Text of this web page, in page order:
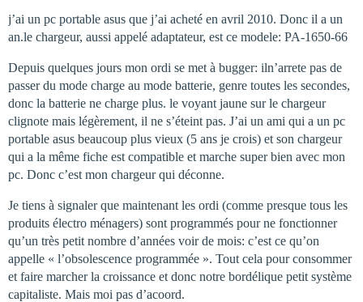
j’ai un pc portable asus que j’ai acheté en avril 2010. Donc il a un
an.le chargeur, aussi appelé adaptateur, est ce modele: PA-1650-66
Depuis quelques jours mon ordi se met à bugger: iln’arrete pas de
passer du mode charge au mode batterie, genre toutes les secondes,
donc la batterie ne charge plus. le voyant jaune sur le chargeur
clignote mais légèrement, il ne s’éteint pas. J’ai un ami qui a un pc
portable asus beaucoup plus vieux (5 ans je crois) et son chargeur
qui a la même fiche est compatible et marche super bien avec mon
pc. Donc c’est mon chargeur qui déconne.
Je tiens à signaler que maintenant les ordi (comme presque tous les
produits électro ménagers) sont programmés pour ne fonctionner
qu’un très petit nombre d’années voir de mois: c’est ce qu’on
appelle « l’obsolescence programmée ». Tout cela pour consommer
et faire marcher la croissance et donc notre bordélique petit système
capitaliste. Mais moi pas d’acoord.